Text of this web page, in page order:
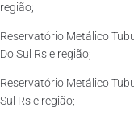
região;
Reservatório Metálico
Do Sul Rs e região;
Reservatório Metálico
Sul Rs e região;